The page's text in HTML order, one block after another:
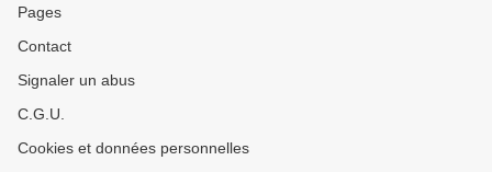
Pages
Contact
Signaler un abus
C.G.U.
Cookies et données personnelles